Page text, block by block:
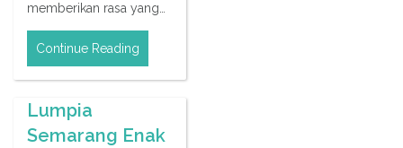
memberikan rasa yang…
Continue Reading
Lumpia
Semarang Enak